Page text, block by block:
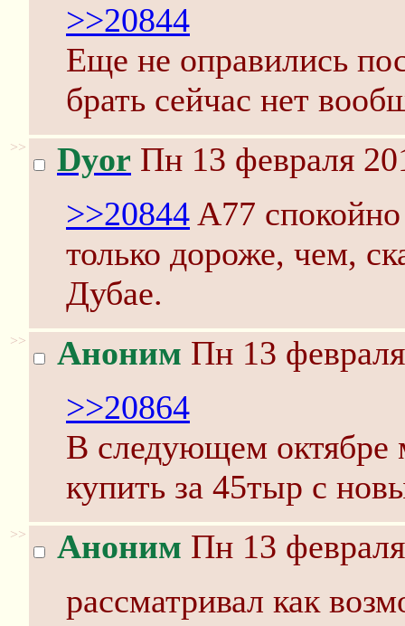
>>20844
Еще не оправились
брать сейчас нет
>> Dyor Пн 13 февраля
>>20844 A77
только дороже, чем,
Дубае.
>> Аноним Пн 13
>>20864
В следующем октябре
купить за 45тыр с
>> Аноним Пн 13
рассматривал как